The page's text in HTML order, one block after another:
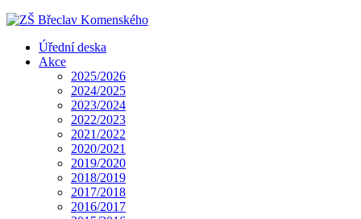
Úřední deska
Akce
2025/2026
2024/2025
2023/2024
2022/2023
2021/2022
2020/2021
2019/2020
2018/2019
2017/2018
2016/2017